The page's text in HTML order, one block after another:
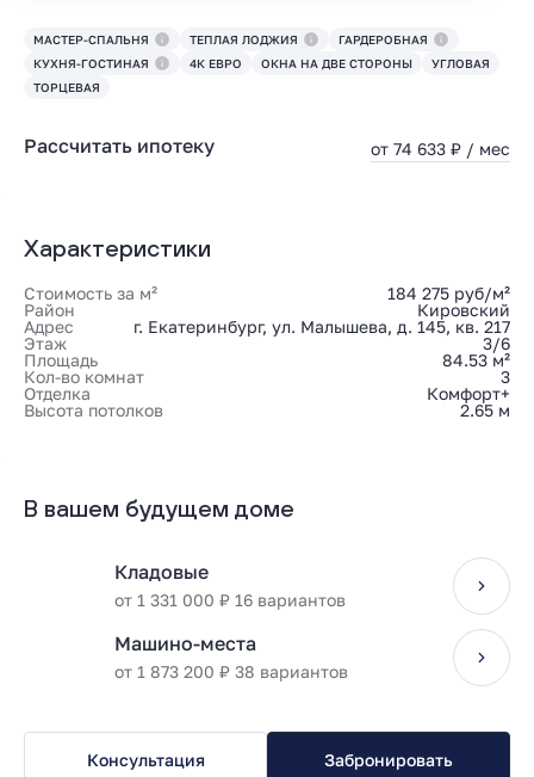
МАСТЕР-СПАЛЬНЯ ТЕПЛАЯ ЛОДЖИЯ
ГАРДЕРОБНАЯ
КУХНЯ-ГОСТИНАЯ
4К ЕВРО ОКНА НА ДВЕ СТОРОНЫ
УГЛОВАЯ
ТОРЦЕВАЯ
Рассчитать ипотеку от 74 633 ₽ / мес
Характеристики
Стоимость за м²
184 275 руб/м²
Район
Кировский
Адрес
г. Екатеринбург, ул. Малышева, д. 145, кв. 217
Этаж
3/6
Площадь
84.53 м²
Кол-во комнат
3
Отделка
Комфорт+
Высота потолков
2.65 м
В вашем будущем доме
Кладовые
от 1 331 000 ₽ 16 вариантов
Машино-места
от 1 873 200 ₽ 38 вариантов
Консультация Забронировать